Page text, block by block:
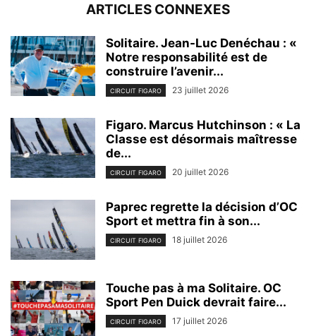
ARTICLES CONNEXES
Solitaire. Jean-Luc Denéchau : «
Notre responsabilité est de
construire l’avenir...
CIRCUIT FIGARO 23 juillet 2026
Figaro. Marcus Hutchinson : « La
Classe est désormais maîtresse
de...
CIRCUIT FIGARO 20 juillet 2026
Paprec regrette la décision d’OC
Sport et mettra fin à son...
CIRCUIT FIGARO 18 juillet 2026
Touche pas à ma Solitaire. OC
Sport Pen Duick devrait faire...
CIRCUIT FIGARO 17 juillet 2026